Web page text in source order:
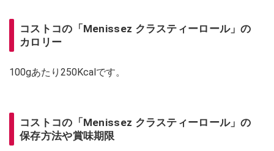
コストコの「Menissez クラスティーロール」の
カロリー
100gあたり250Kcalです。
コストコの「Menissez クラスティーロール」の
保存方法や賞味期限